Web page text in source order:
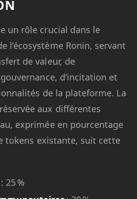
un rôle crucial dans le
l’écosystème Ronin, servant
de valeur, de
d’incitation et
de la plateforme. La
aux différentes
exprimée en pourcentage
tokens existante, suit cette
: 25 %